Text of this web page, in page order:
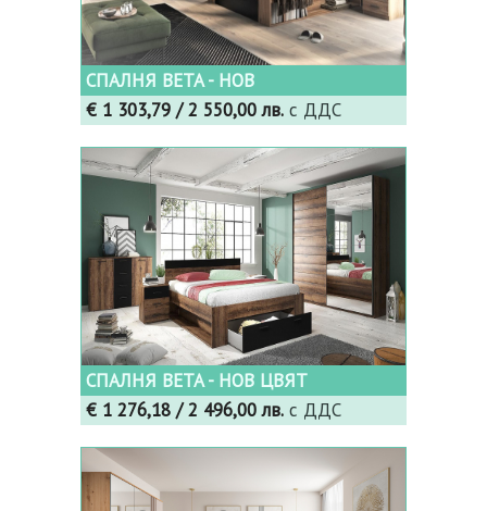
СПАЛНЯ BETA - НОВ
€ 1 303,79 / 2 550,00 лв. с ДДС
СПАЛНЯ BETA - НОВ ЦВЯТ
€ 1 276,18 / 2 496,00 лв. с ДДС